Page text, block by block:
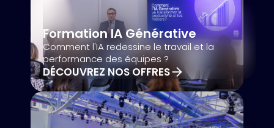
Formation IA Générative
Comment l'IA redessine le travail et la
performance des équipes ?
DÉCOUVREZ NOS OFFRES